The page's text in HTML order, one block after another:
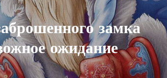
замка
ожидание